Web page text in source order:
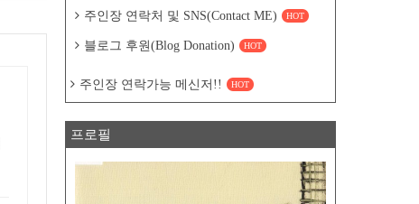
주인장 연락처 및 SNS(Contact ME) HOT
블로그 후원(Blog Donation) HOT
주인장 연락가능 메신저!! HOT
프로필